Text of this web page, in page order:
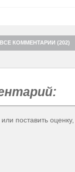
ВСЕ КОММЕНТАРИИ (202)
поставить